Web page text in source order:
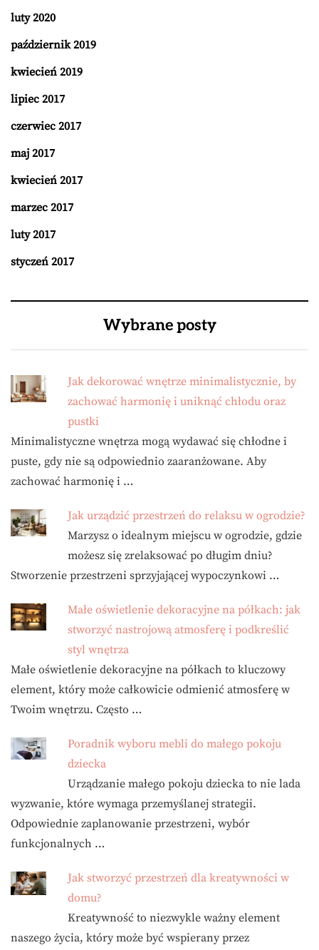
luty 2020
październik 2019
kwiecień 2019
lipiec 2017
czerwiec 2017
maj 2017
kwiecień 2017
marzec 2017
luty 2017
styczeń 2017
Wybrane posty
Jak dekorować wnętrze minimalistycznie, by
zachować harmonię i uniknąć chłodu oraz
pustki
Minimalistyczne wnętrza mogą wydawać się chłodne i
puste, gdy nie są odpowiednio zaaranżowane. Aby
zachować harmonię i …
Jak urządzić przestrzeń do relaksu w ogrodzie?
Marzysz o idealnym miejscu w ogrodzie, gdzie
możesz się zrelaksować po długim dniu?
Stworzenie przestrzeni sprzyjającej wypoczynkowi …
Małe oświetlenie dekoracyjne na półkach: jak
stworzyć nastrojową atmosferę i podkreślić
styl wnętrza
Małe oświetlenie dekoracyjne na półkach to kluczowy
element, który może całkowicie odmienić atmosferę w
Twoim wnętrzu. Często …
Poradnik wyboru mebli do małego pokoju
dziecka
Urządzanie małego pokoju dziecka to nie lada
wyzwanie, które wymaga przemyślanej strategii.
Odpowiednie zaplanowanie przestrzeni, wybór
funkcjonalnych …
Jak stworzyć przestrzeń dla kreatywności w
domu?
Kreatywność to niezwykle ważny element
naszego życia, który może być wspierany przez